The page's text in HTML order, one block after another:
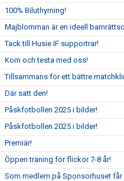
100% Biluthyrning!
Majblomman är en ideell
Tack till Husie IF supportrar!
Kom och testa med oss!
Tillsammans för ett bättre
Där satt den!
Påskfotbollen 2025 i bilder!
Påskfotbollen 2025 i bilder!
Premiär!
Öppen träning för flickor 7-8 år!
Som medlem på Sponsorhuset